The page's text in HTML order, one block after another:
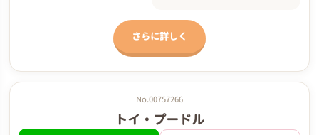
さらに詳しく
No.00757266
トイ・プードル